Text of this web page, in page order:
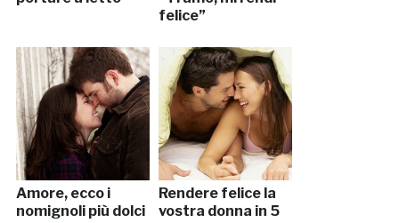
felice”
Amore, ecco i
nomignoli più dolci
Rendere felice la
vostra donna in 5